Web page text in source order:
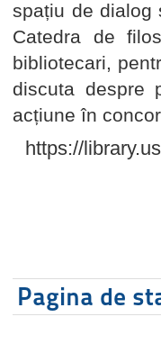
spațiu de dialog
Catedra de
bibliotecari,
discuta despre
acțiune în
https://
Pagina de